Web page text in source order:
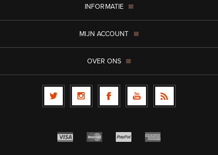
INFORMATIE
MIJN ACCOUNT
OVER ONS